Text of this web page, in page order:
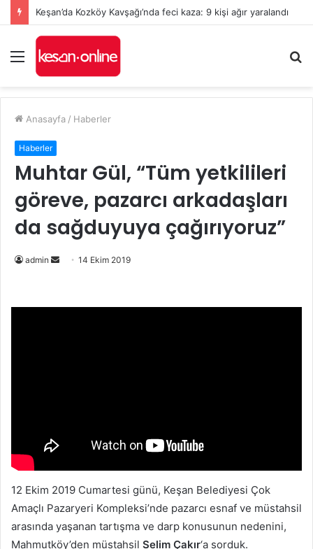
Keşan’da Kozköy Kavşağı’nda feci kaza: 9 kişi ağır yaralandı
Menü
...
Anasayfa / Haberler
Haberler
Muhtar Gül, “Tüm yetkilileri
göreve, pazarcı arkadaşları
da sağduyuya çağırıyoruz”
admin
Bir
göndermek
14 Ekim 2019
12 Ekim 2019 Cumartesi günü, Keşan Belediyesi Çok
Amaçlı Pazaryeri Kompleksi’nde pazarcı esnaf ve müstahsil
arasında yaşanan tartışma ve darp konusunun nedenini,
Mahmutköy’den müstahsil Selim Çakır‘a sorduk.